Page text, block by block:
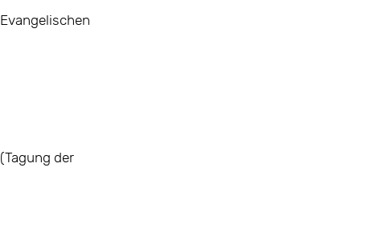
(Tagung der